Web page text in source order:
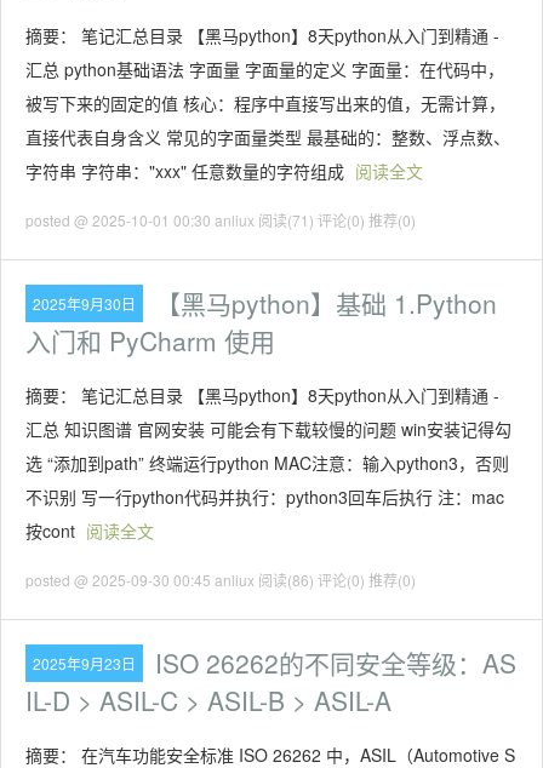
摘要： 笔记汇总目录 【黑马python】8天python从入门到精通 -
汇总 python基础语法 字面量 字面量的定义 字面量：在代码中，
被写下来的固定的值 核心：程序中直接写出来的值，无需计算，
直接代表自身含义 常见的字面量类型 最基础的：整数、浮点数、
字符串 字符串："xxx" 任意数量的字符组成 阅读全文
posted @ 2025-10-01 00:30 anliux 阅读(71) 评论(0) 推荐(0)
2025年9月30日
【黑马python】基础 1.Python
入门和 PyCharm 使用
摘要： 笔记汇总目录 【黑马python】8天python从入门到精通 -
汇总 知识图谱 官网安装 可能会有下载较慢的问题 win安装记得勾
选 “添加到path” 终端运行python MAC注意：输入python3，否则
不识别 写一行python代码并执行：python3回车后执行 注：mac
按cont 阅读全文
posted @ 2025-09-30 00:45 anliux 阅读(86) 评论(0) 推荐(0)
2025年9月23日
ISO 26262的不同安全等级：AS
IL-D > ASIL-C > ASIL-B > ASIL-A
摘要： 在汽车功能安全标准 ISO 26262 中，ASIL（Automotive S